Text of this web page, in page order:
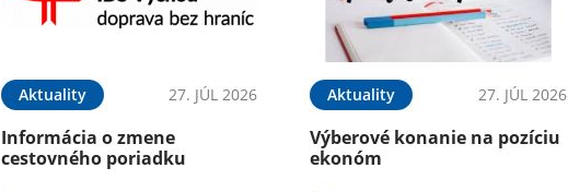
Aktuality 27. JÚL 2026
Informácia o zmene
cestovného poriadku
Aktuality 27. JÚL 2026
Výberové konanie na pozíciu
ekonóm